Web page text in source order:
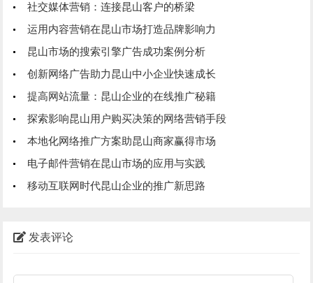
社交媒体营销：连接昆山客户的桥梁
运用内容营销在昆山市场打造品牌影响力
昆山市场的搜索引擎广告成功案例分析
创新网络广告助力昆山中小企业快速成长
提高网站流量：昆山企业的在线推广秘籍
探索影响昆山用户购买决策的网络营销手段
本地化网络推广方案助昆山商家赢得市场
电子邮件营销在昆山市场的应用与实践
移动互联网时代昆山企业的推广新思路
发表评论